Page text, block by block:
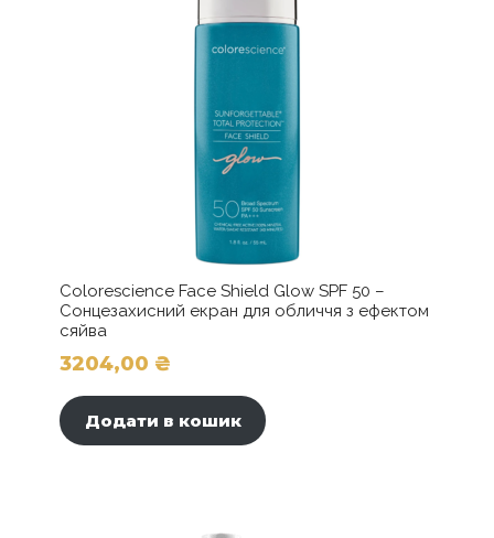
на
сторінці
Colorescience Face Shield Glow SPF 50 –
Сонцезахисний екран для обличчя з ефектом
сяйва
3204,00 ₴
Додати в кошик